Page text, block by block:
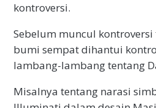
kontroversi.
Sebelum muncul
bumi sempat dihantui
lambang-lambang tentang
Misalnya tentang narasi